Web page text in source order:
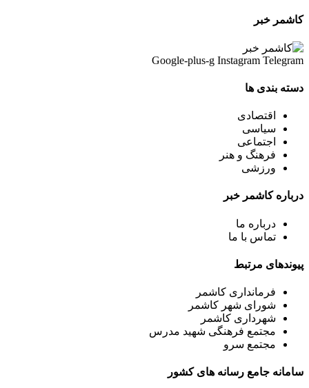
کاشمر خبر
Google-plus-g Instagram Telegram
دسته بندی ها
اقتصادی
سیاسی
اجتماعی
فرهنگ و هنر
ورزشی
درباره کاشمر خبر
درباره ما
تماس با ما
پیوندهای مرتبط
فرمانداری کاشمر
شورای شهر کاشمر
شهرداری کاشمر
مجتمع فرهنگی شهید مدرس
مجتمع سرو
سامانه جامع رسانه های کشور